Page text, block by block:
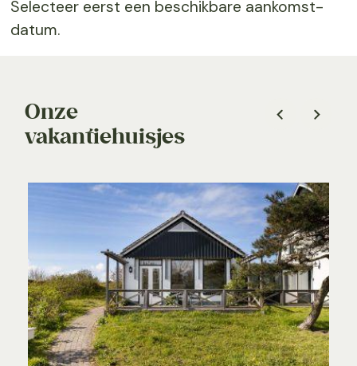
Selecteer eerst een beschikbare aankomst-
datum.
Onze
vakantiehuisjes